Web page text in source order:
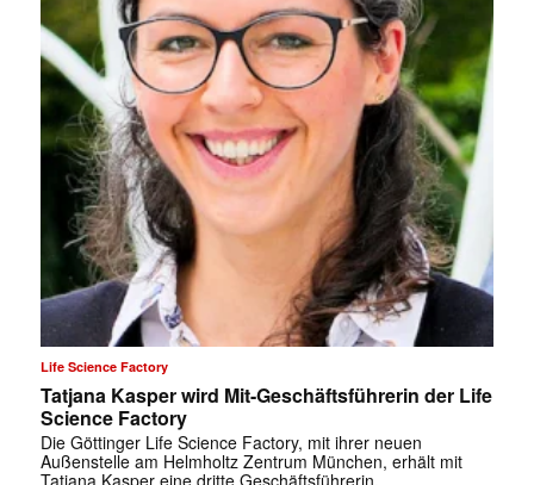
✕
Life Science Factory
Tatjana Kasper wird Mit-Geschäftsführerin der Life
Science Factory
Die Göttinger Life Science Factory, mit ihrer neuen
Außenstelle am Helmholtz Zentrum München, erhält mit